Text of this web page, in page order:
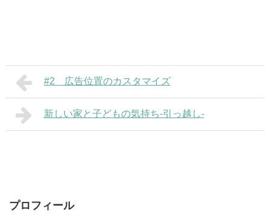
#2 広告位置のカスタマイズ
新しい家と子どもの気持ち-引っ越し-
プロフィール